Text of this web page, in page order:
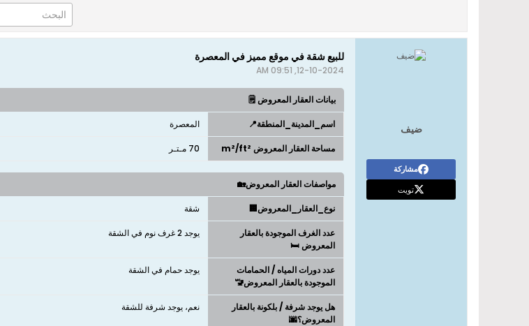
ضيف
مشاركة
تويت
للبيع شقة في موقع مميز في المعصرة
12-10-2024, 09:51 AM
بيانات العقار المعروض 🗒️
اسم_المدينة_المنطقة📍 المعصرة
مساحة العقار المعروض m²/ft² 70 مـتـر
مواصفات العقار المعروض🏡
نوع_العقار_المعروض🏢 شقة
عدد الغرف الموجودة بالعقار
المعروض 🛏️
يوجد 2 غرف نوم في الشقة
عدد دورات المياه / الحمامات
الموجودة بالعقار المعروض🚾
يوجد حمام في الشقة
هل يوجد شرفة / بلكونة بالعقار
المعروض؟🌆
نعم، يوجد شرفة للشقة